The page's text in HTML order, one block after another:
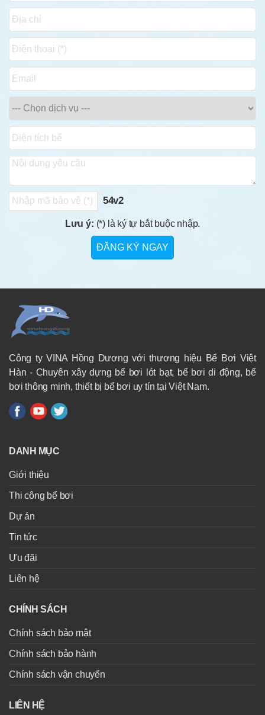
54v2
Lưu ý: (*) là ký tự bắt buộc nhập.
Công ty VINA Hồng Dương với thương hiệu Bể Bơi Việt
Hàn - Chuyên xây dựng bể bơi lót bạt, bể bơi di động, bể
bơi thông minh, thiết bị bể bơi uy tín tại Việt Nam.
DANH MỤC
Giới thiệu
Thi công bể bơi
Dự án
Tin tức
Ưu đãi
Liên hệ
CHÍNH SÁCH
Chính sách bảo mật
Chính sách bảo hành
Chính sách vận chuyển
LIÊN HỆ